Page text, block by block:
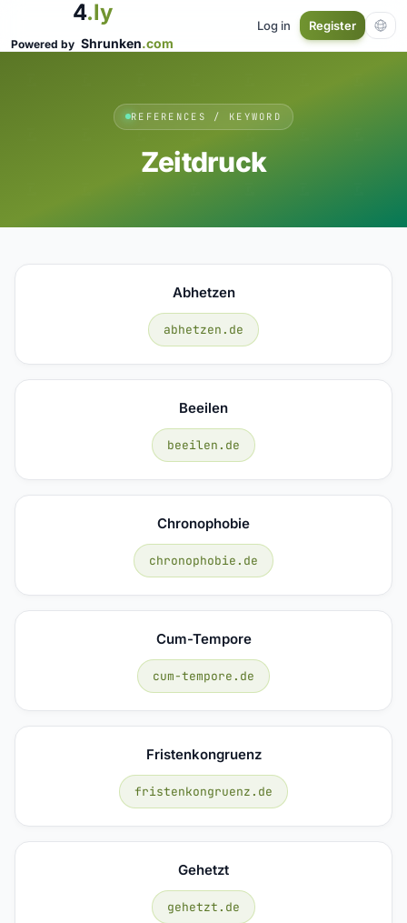
4.ly
Powered by Shrunken.com
Log in Register
REFERENCES / KEYWORD
Zeitdruck
Abhetzen
abhetzen.de
Beeilen
beeilen.de
Chronophobie
chronophobie.de
Cum-Tempore
cum-tempore.de
Fristenkongruenz
fristenkongruenz.de
Gehetzt
gehetzt.de